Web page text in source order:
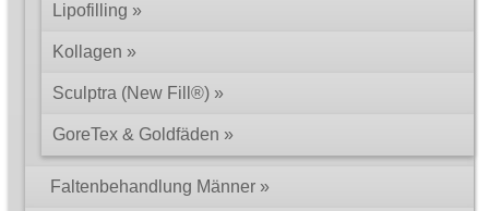
Lipofilling
Kollagen
Sculptra (New Fill®)
GoreTex & Goldfäden
Faltenbehandlung Männer